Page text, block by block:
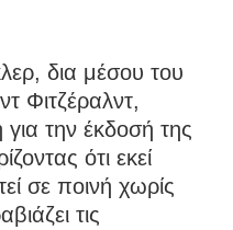
δια μέσου του
Φιτζέραλντ,
την έκδοσή της
ότι εκεί
σε ποινή χωρίς
τις